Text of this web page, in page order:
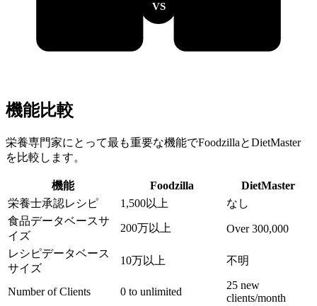
VS
機能比較
栄養専門家にとって最も重要な機能でFoodzillaとDietMaster
を比較します。
機能 Foodzilla
DietMaster
栄養士承認レシピ
1,500以上
なし
食品データベースサ
イズ
200万以上 Over 300,000
レシピデータベース
サイズ
10万以上 不明
Number of Clients 0 to unlimited
25 new
clients/month